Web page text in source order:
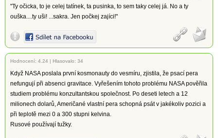
"Ty očicka, to je celej tatínek, ta pusinka, to sem taky celej já. No a ty
ouška....ty uši! ...sakra. Jen počkej zajíci!"
Hodnocení: 4.24 | Hlasovalo: 34
Když NASA poslala první kosmonauty do vesmíru, zjistila, že psací pera
nefungují při absenci gravitace. Vyřešením tohoto problému NASA pověřila
studiem problému konzultantskou společnost. Po deseti letech a 12
milionech dolarů, Američané vlastní pera schopná psát v jakékoliv pozici a
při teplotě mezi 0 a 300 stupni kelvina.
Rusové používají tužky.